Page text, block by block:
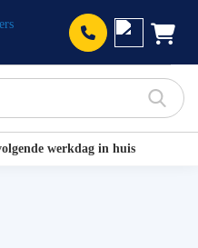
werkdag in huis
Actiepagina